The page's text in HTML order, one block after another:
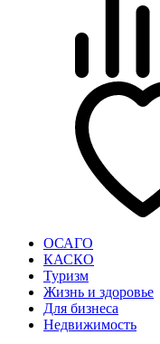
ОСАГО
КАСКО
Туризм
Жизнь и здоровье
Для бизнеса
Недвижимость